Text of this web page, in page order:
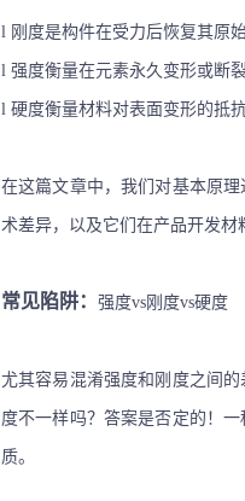
l 刚度是构件在受力后恢复其原
l 强度衡量在元素永久变形或断
l 硬度衡量材料对表面变形的抵
在这篇文章中，我们对基本原
术差异，以及它们在产品开发材
常见陷阱： 强度vs刚度vs硬度
尤其容易混淆强度和刚度之间
度不一样吗？答案是否定的！
质。